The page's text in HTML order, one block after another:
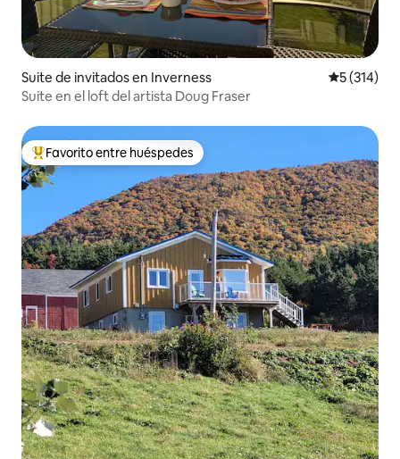
Suite de invitados en Inverness
5 (314)
Suite en el loft del artista Doug Fraser
Favorito entre huéspedes preferido
Favorito entre huéspedes